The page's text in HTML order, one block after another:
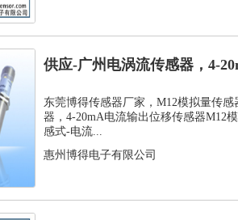
供应-广州电涡流传感器，4-
位移传...
东莞博得传感器厂家，M12模拟量传
器，4-20mA电流输出位移传感器M12
感式-电流...
惠州博得电子有限公司